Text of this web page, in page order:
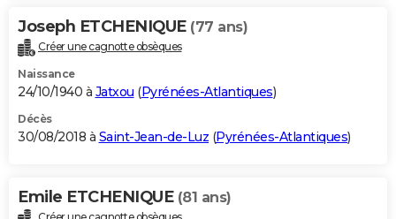
Joseph ETCHENIQUE (77 ans)
Créer une cagnotte obsèques
Naissance
24/10/1940 à Jatxou (Pyrénées-Atlantiques)
Décès
30/08/2018 à Saint-Jean-de-Luz (Pyrénées-Atlantiques)
Emile ETCHENIQUE (81 ans)